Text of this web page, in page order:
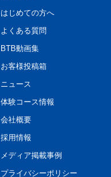
はじめての方へ
よくある質問
BTB動画集
お客様投稿箱
ニュース
体験コース情報
会社概要
採用情報
メディア掲載事例
プライバシーポリシー